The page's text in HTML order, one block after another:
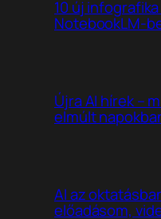
10 új
NotebookLM-
Újra AI hírek –
elmúlt
AI az
előadásom,